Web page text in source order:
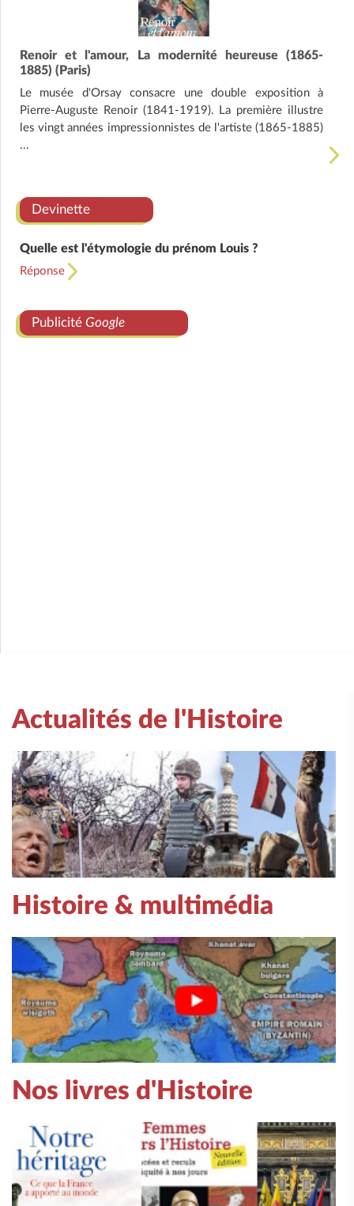
Renoir et l'amour, La modernité heureuse (1865-
1885) (Paris)
Le musée d'Orsay consacre une double exposition à
Pierre-Auguste Renoir (1841-1919). La première illustre
les vingt années impressionnistes de l'artiste (1865-1885)
...
Devinette
Quelle est l'étymologie du prénom Louis ?
Réponse
Publicité Google
Actualités de l'Histoire
Histoire & multimédia
Nos livres d'Histoire